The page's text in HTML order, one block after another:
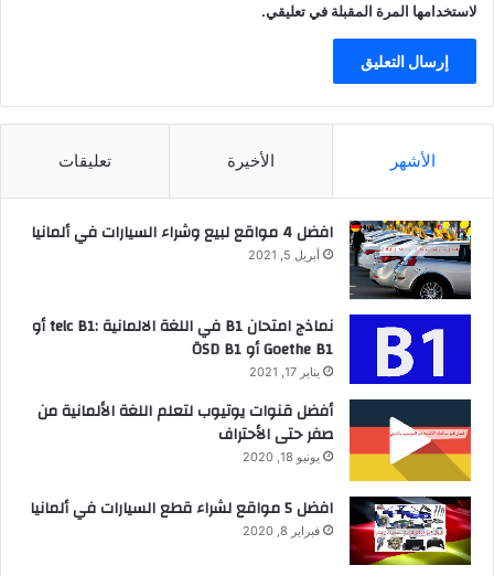
لاستخدامها المرة المقبلة في تعليقي.
الأشهر الأخيرة تعليقات
افضل 4 مواقع لبيع وشراء السيارات في ألمانيا
أبريل 5, 2021
نماذج امتحان B1 في اللغة الالمانية :telc B1 أو
Goethe B1 أو ÖSD B1
يناير 17, 2021
أفضل قنوات يوتيوب لتعلم اللغة الألمانية من
صفر حتى الأحتراف
يونيو 18, 2020
افضل 5 مواقع لشراء قطع السيارات في ألمانيا
فبراير 8, 2020